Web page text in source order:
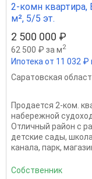
2-комн квартира,
м², 5/5 эт.
2 500 000 ₽
62 500 ₽ за м2
Ипотека от 11 032 ₽
Саратовская
Продается 2-ком.
набережной
Отличный район с
детские сады,
канала, парк,
Собственник